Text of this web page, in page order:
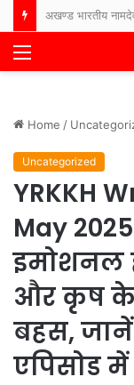
Menu
Home /
Uncategorized
YRKKH
May
इमोशनल
और कृष के
बहस,
एपिसोड में